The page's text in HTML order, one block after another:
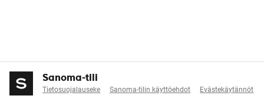
Sanoma-tili
Tietosuojalauseke Sanoma-tilin käyttöehdot Evästekäytännöt